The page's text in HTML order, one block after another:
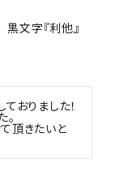
文字『利他』
おりました！
頂きたいと